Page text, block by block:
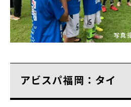
写真
アビスパ福岡：タイ